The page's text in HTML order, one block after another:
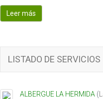
Leer más
LISTADO DE SERVICIOS
ALBERGUE LA HERMIDA (